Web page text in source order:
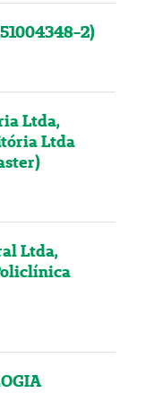
2)
Ltda,
Ltda
Ltda,